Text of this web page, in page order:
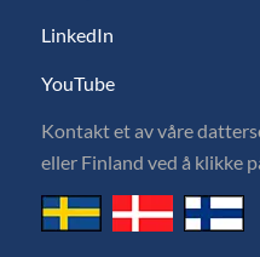
LinkedIn
YouTube
Kontakt et av våre
eller Finland ved å klikke